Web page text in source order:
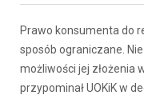
Prawo konsumenta do
sposób ograniczane.
możliwości jej złożenia
przypominał UOKiK w